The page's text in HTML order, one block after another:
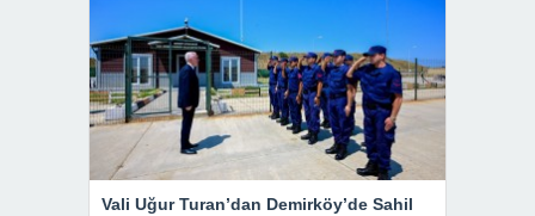
Vali Uğur Turan’dan Demirköy’de Sahil